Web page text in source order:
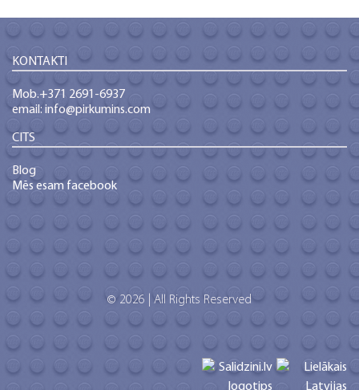
KONTAKTI
Mob.+371 2691-6937
email: info@pirkumins.com
CITS
Blog
Mēs esam facebook
© 2026 | All Rights Reserved